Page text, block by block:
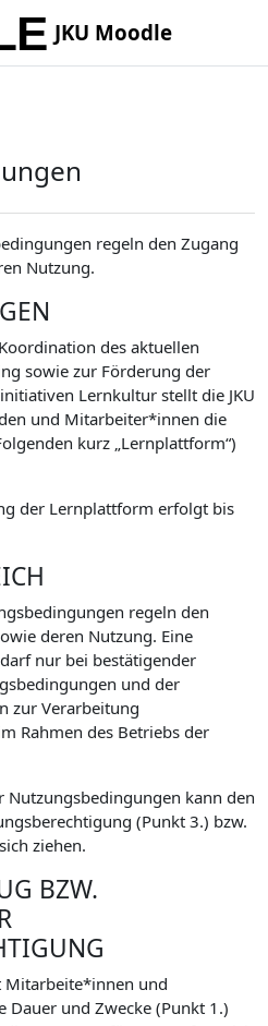
JKU Moodle
regeln den Zugang
Nutzung.
des aktuellen
sowie zur Förderung der
Lernkultur stellt die JKU
und Mitarbeiter*innen die
kurz „Lernplattform“)
der Lernplattform erfolgt bis
regeln den
deren Nutzung. Eine
nur bei bestätigender
und der
zur Verarbeitung
Rahmen des Betriebs der
kann den
(Punkt 3.) bzw.
ziehen.
BZW.
Mitarbeite*innen und
Dauer und Zwecke (Punkt 1.)